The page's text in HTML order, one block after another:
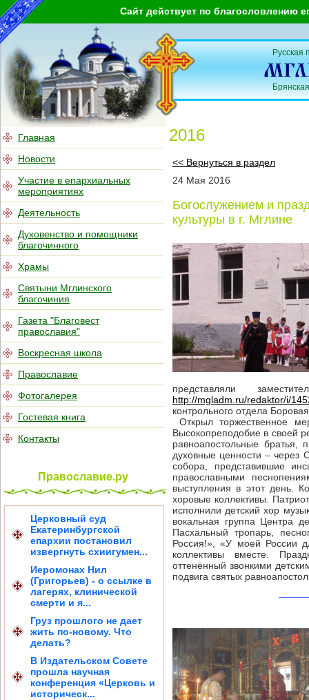
Сайт действует по благословлению
Главная
Новости
Участие в епархиальных
мероприятиях
Деятельность
Духовенство и помощники
благочинного
Храмы
Святыни Мглинского
благочиния
Газета "Благовест
православия"
Воскресная школа
Православие
Фотогалерея
Гостевая книга
Контакты
Православие.ру
Церковный суд
Екатеринбургской
епархии постановил
извергнуть схиигумен...
Иеромонах Нил
(Григорьев) - о ссылке в
лагерях, клинической
смерти и я...
Груз прошлого не дает
жить по-новому. Что
делать?
В Издательском Совете
прошла научная
конференция «Церковь и
историческ...
Русская
2016
<< Вернуться в раздел
24 Мая 2016
Богослужением и
культуры в г. Мглине
представляли
http://mgladm.ru/redaktor/i/
контрольного отдела
Открыл торжественное
Высокопреподобие в своей
равноапостольные братья,
духовные ценности – через
собора, представившие
православными
выступления в этот день.
хоровые коллективы.
исполнили детский хор
вокальная группа Центра
Пасхальный тропарь,
Россия!», «У моей России
коллективы вместе.
оттенённый звонкими
подвига святых